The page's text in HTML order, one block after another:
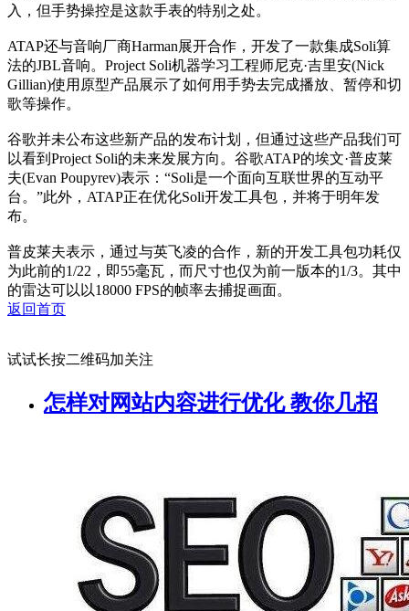
入，但手势操控是这款手表的特别之处。
ATAP还与音响厂商Harman展开合作，开发了一款集成Soli算
法的JBL音响。Project Soli机器学习工程师尼克·吉里安(Nick
Gillian)使用原型产品展示了如何用手势去完成播放、暂停和切
歌等操作。
谷歌并未公布这些新产品的发布计划，但通过这些产品我们可
以看到Project Soli的未来发展方向。谷歌ATAP的埃文·普皮莱
夫(Evan Poupyrev)表示：“Soli是一个面向互联世界的互动平
台。”此外，ATAP正在优化Soli开发工具包，并将于明年发
布。
普皮莱夫表示，通过与英飞凌的合作，新的开发工具包功耗仅
为此前的1/22，即55毫瓦，而尺寸也仅为前一版本的1/3。其中
的雷达可以以18000 FPS的帧率去捕捉画面。
返回首页
试试长按二维码加关注
怎样对网站内容进行优化 教你几招